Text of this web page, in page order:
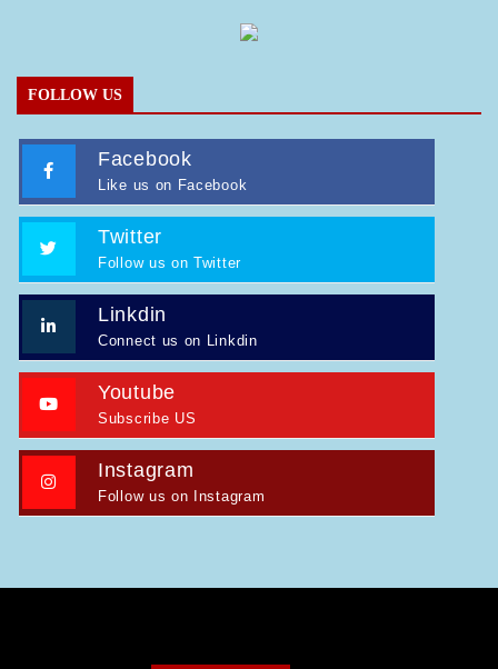
FOLLOW US
Facebook
Like us on Facebook
Twitter
Follow us on Twitter
Linkdin
Connect us on Linkdin
Youtube
Subscribe US
Instagram
Follow us on Instagram